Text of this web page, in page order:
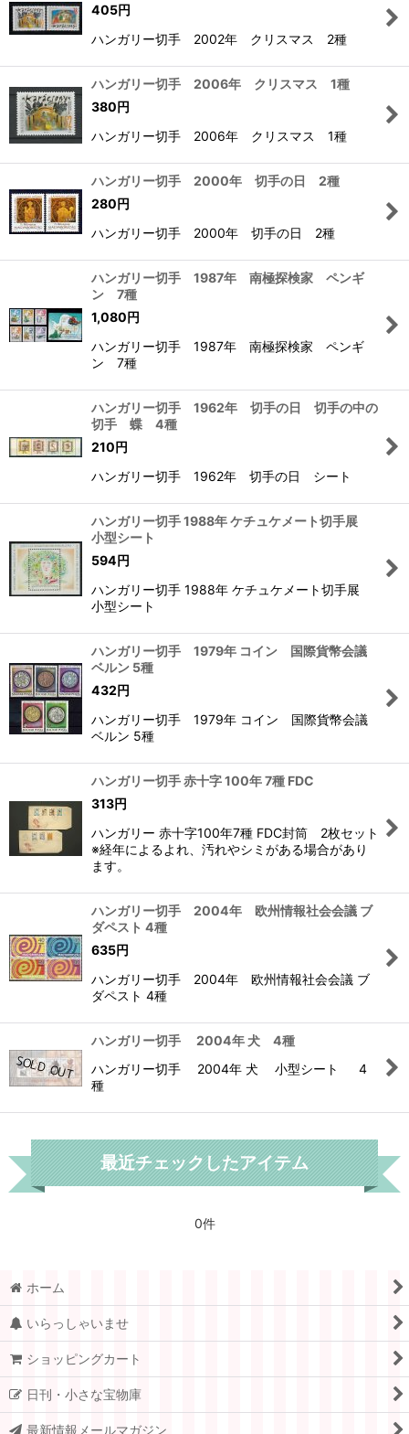
405円
ハンガリー切手 2002年 クリスマス 2種
ハンガリー切手 2006年 クリスマス 1種
380円
ハンガリー切手 2006年 クリスマス 1種
ハンガリー切手 2000年 切手の日 2種
280円
ハンガリー切手 2000年 切手の日 2種
ハンガリー切手 1987年 南極探検家 ペンギ
ン 7種
1,080円
ハンガリー切手 1987年 南極探検家 ペンギ
ン 7種
ハンガリー切手 1962年 切手の日 切手の中の
切手 蝶 4種
210円
ハンガリー切手 1962年 切手の日 シート
ハンガリー切手 1988年 ケチュケメート切手展
小型シート
594円
ハンガリー切手 1988年 ケチュケメート切手展
小型シート
ハンガリー切手 1979年 コイン 国際貨幣会議
ベルン 5種
432円
ハンガリー切手 1979年 コイン 国際貨幣会議
ベルン 5種
ハンガリー切手 赤十字 100年 7種 FDC
313円
ハンガリー 赤十字100年7種 FDC封筒 2枚セット
※経年によるよれ、汚れやシミがある場合があり
ます。
ハンガリー切手 2004年 欧州情報社会会議 ブ
ダペスト 4種
635円
ハンガリー切手 2004年 欧州情報社会会議 ブ
ダペスト 4種
ハンガリー切手 2004年 犬 4種
ハンガリー切手 2004年 犬 小型シート 4
種
最近チェックしたアイテム
0件
ホーム
いらっしゃいませ
ショッピングカート
日刊・小さな宝物庫
最新情報メールマガジン